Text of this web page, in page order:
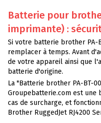
Batterie pour
imprimante) :
Si votre batterie brother PA-
remplacer à temps. Avant
de votre appareil ainsi que
batterie d'origine.
La "Batterie brother PA-BT-
Groupebatterie.com est une
cas de surcharge, et
Brother RuggedJet RJ4200